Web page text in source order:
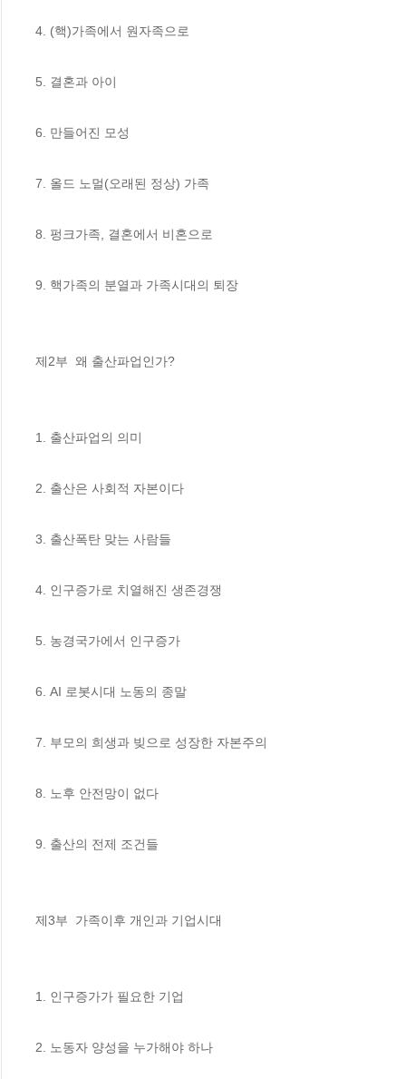
4. (핵)가족에서 원자족으로
5. 결혼과 아이
6. 만들어진 모성
7. 올드 노멀(오래된 정상) 가족
8. 펑크가족, 결혼에서 비혼으로
9. 핵가족의 분열과 가족시대의 퇴장
제2부  왜 출산파업인가?
1. 출산파업의 의미
2. 출산은 사회적 자본이다
3. 출산폭탄 맞는 사람들
4. 인구증가로 치열해진 생존경쟁
5. 농경국가에서 인구증가
6. AI 로봇시대 노동의 종말
7. 부모의 희생과 빚으로 성장한 자본주의
8. 노후 안전망이 없다
9. 출산의 전제 조건들
제3부  가족이후 개인과 기업시대
1. 인구증가가 필요한 기업
2. 노동자 양성을 누가해야 하나